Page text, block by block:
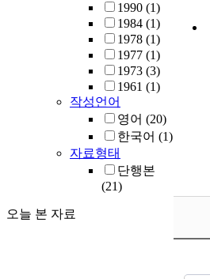
1990 (1)
1984 (1)
1978 (1)
1977 (1)
1973 (3)
1961 (1)
작성언어
영어 (20)
한국어 (1)
자료형태
단행본
(21)
오늘 본 자료